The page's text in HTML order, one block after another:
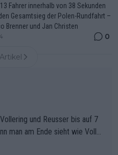
Fahrer innerhalb von 38 Sekunden
Gesamtsieg der Polen-Rundfahrt –
Brenner und Jan Christen
0
und Reusser bis auf 7
man am Ende sieht wie Voller